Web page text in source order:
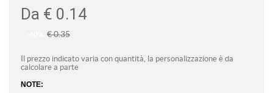
Da € 0.14
€ 0.35
Il prezzo indicato varia con quantità, la personalizzazione è da
calcolare a parte
NOTE: